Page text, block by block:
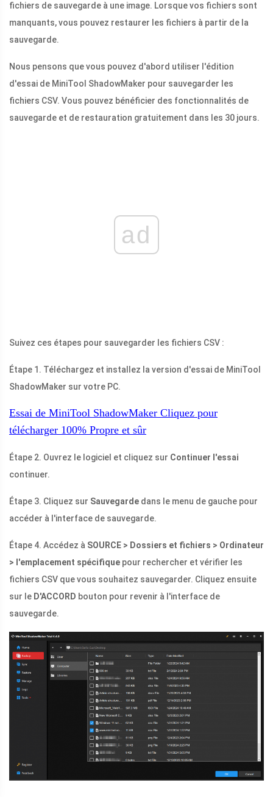
fichiers de sauvegarde à une image. Lorsque vos fichiers sont
manquants, vous pouvez restaurer les fichiers à partir de la
sauvegarde.
Nous pensons que vous pouvez d'abord utiliser l'édition
d'essai de MiniTool ShadowMaker pour sauvegarder les
fichiers CSV. Vous pouvez bénéficier des fonctionnalités de
sauvegarde et de restauration gratuitement dans les 30 jours.
ad
Suivez ces étapes pour sauvegarder les fichiers CSV :
Étape 1. Téléchargez et installez la version d'essai de MiniTool
ShadowMaker sur votre PC.
Essai de MiniTool ShadowMaker Cliquez pour
télécharger 100% Propre et sûr
Étape 2. Ouvrez le logiciel et cliquez sur Continuer l'essai
continuer.
Étape 3. Cliquez sur Sauvegarde dans le menu de gauche pour
accéder à l'interface de sauvegarde.
Étape 4. Accédez à SOURCE > Dossiers et fichiers > Ordinateur
> l'emplacement spécifique pour rechercher et vérifier les
fichiers CSV que vous souhaitez sauvegarder. Cliquez ensuite
sur le D'ACCORD bouton pour revenir à l'interface de
sauvegarde.